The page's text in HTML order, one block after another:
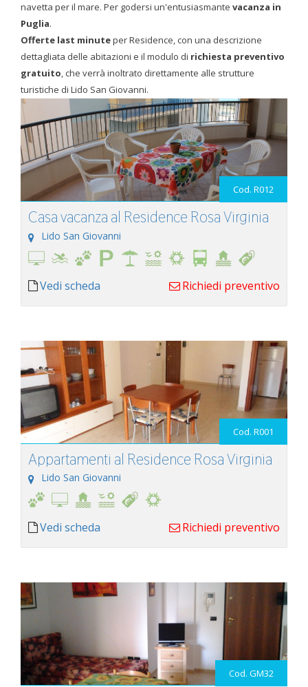
navetta per il mare. Per godersi un'entusiasmante vacanza in
Puglia.
Offerte last minuteper Residence, con una descrizione
dettagliata delle abitazioni e il modulo di richiesta preventivo
gratuito, che verrà inoltrato direttamente alle strutture
turistiche di Lido San Giovanni.
Cod. R012
Casa vacanza al Residence Rosa Virginia
Lido San Giovanni
Vedi scheda Richiedi preventivo
Cod. R001
Appartamenti al Residence Rosa Virginia
Lido San Giovanni
Vedi scheda Richiedi preventivo
Cod. GM32